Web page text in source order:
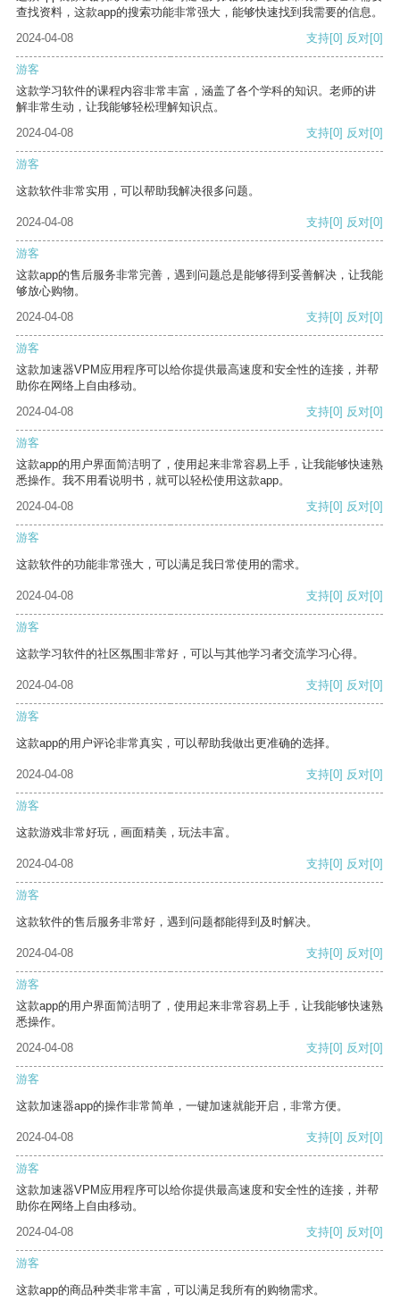
查找资料，这款app的搜索功能非常强大，能够快速找到我需要的信息。
2024-04-08
支持[0] 反对[0]
游客
这款学习软件的课程内容非常丰富，涵盖了各个学科的知识。老师的讲
解非常生动，让我能够轻松理解知识点。
2024-04-08
支持[0] 反对[0]
游客
这款软件非常实用，可以帮助我解决很多问题。
2024-04-08 支持[0] 反对[0]
游客
这款app的售后服务非常完善，遇到问题总是能够得到妥善解决，让我能
够放心购物。
2024-04-08
支持[0] 反对[0]
游客
这款加速器VPM应用程序可以给你提供最高速度和安全性的连接，并帮
助你在网络上自由移动。
2024-04-08
支持[0] 反对[0]
游客
这款app的用户界面简洁明了，使用起来非常容易上手，让我能够快速熟
悉操作。我不用看说明书，就可以轻松使用这款app。
2024-04-08
支持[0] 反对[0]
游客
这款软件的功能非常强大，可以满足我日常使用的需求。
2024-04-08 支持[0] 反对[0]
游客
这款学习软件的社区氛围非常好，可以与其他学习者交流学习心得。
2024-04-08 支持[0] 反对[0]
游客
这款app的用户评论非常真实，可以帮助我做出更准确的选择。
2024-04-08 支持[0] 反对[0]
游客
这款游戏非常好玩，画面精美，玩法丰富。
2024-04-08 支持[0] 反对[0]
游客
这款软件的售后服务非常好，遇到问题都能得到及时解决。
2024-04-08 支持[0] 反对[0]
游客
这款app的用户界面简洁明了，使用起来非常容易上手，让我能够快速熟
悉操作。
2024-04-08
支持[0] 反对[0]
游客
这款加速器app的操作非常简单，一键加速就能开启，非常方便。
2024-04-08 支持[0] 反对[0]
游客
这款加速器VPM应用程序可以给你提供最高速度和安全性的连接，并帮
助你在网络上自由移动。
2024-04-08
支持[0] 反对[0]
游客
这款app的商品种类非常丰富，可以满足我所有的购物需求。